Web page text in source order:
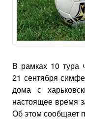
В рамках 10 тура
21 сентября
дома с
настоящее время
Об этом сообщает